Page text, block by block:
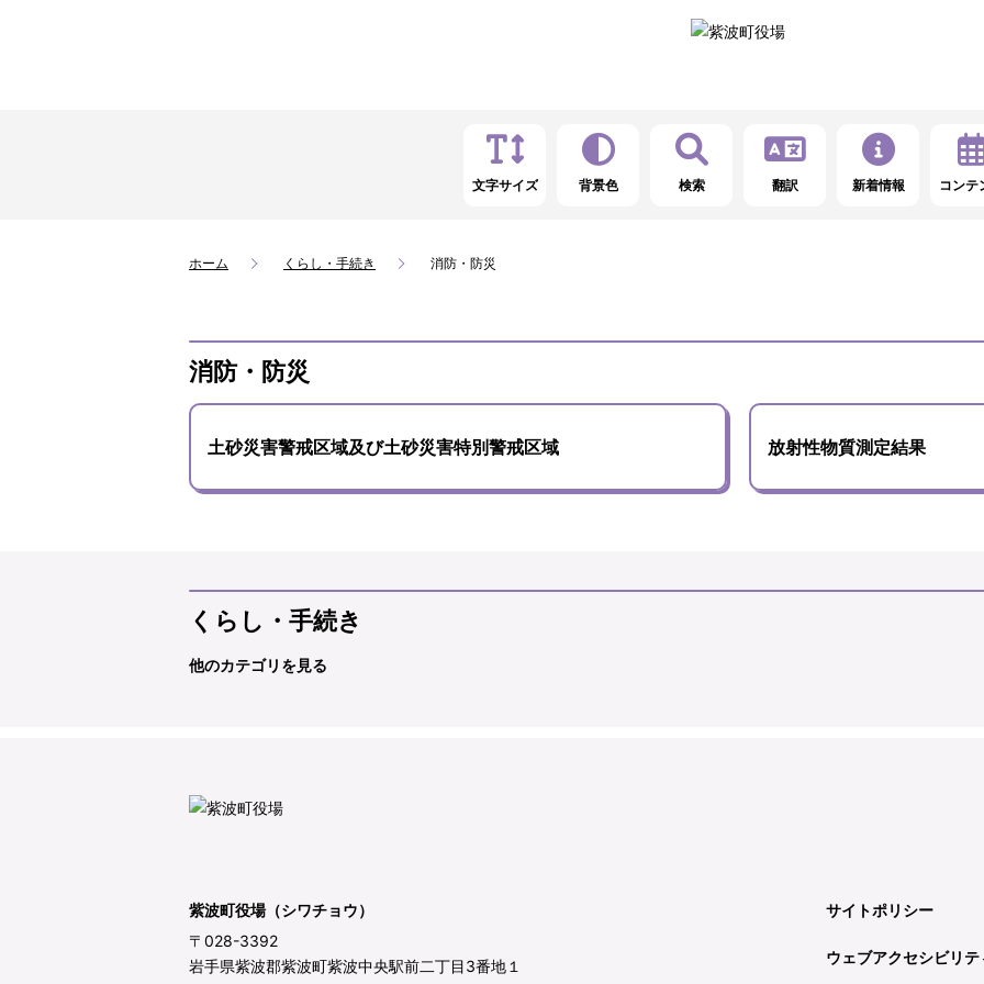
文字サイズ 背景色 検索 翻訳 新着情報 コンテ
ホーム くらし・手続き 消防・防災
消防・防災
土砂災害警戒区域及び土砂災害特別警戒区域 放射性物質測定結果
くらし・手続き
他のカテゴリを見る
紫波町役場（シワチョウ）
〒028-3392
岩手県紫波郡紫波町紫波中央駅前二丁目3番地１
サイトポリシー
ウェブアクセシビリテ